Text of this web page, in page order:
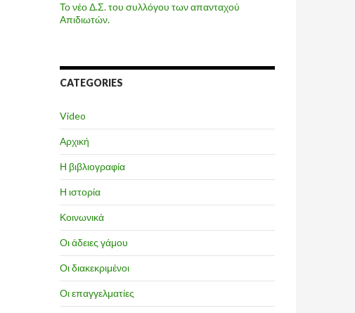
Το νέο Δ.Σ. του συλλόγου των απανταχού
Απιδιωτών.
CATEGORIES
Video
Αρχική
Η βιβλιογραφία
Η ιστορία
Κοινωνικά
Οι άδειες γάμου
Οι διακεκριμένοι
Οι επαγγελματίες